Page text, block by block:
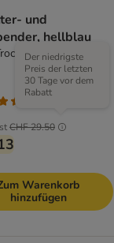
und
hellblau
& 3 l
CHF 29.50
Der niedrigste
Preis der letzten
30 Tage vor dem
Rabatt
Warenkorb
hinzufügen